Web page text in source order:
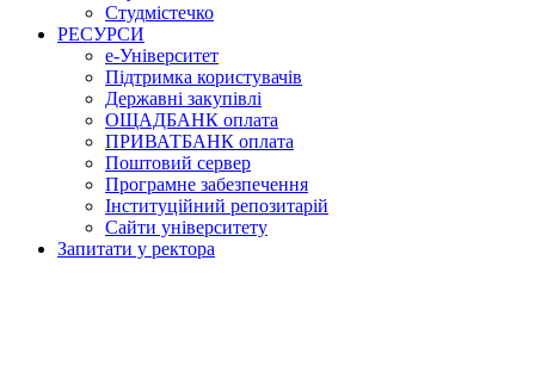
Студмістечко
РЕСУРСИ
е-Університет
Підтримка користувачів
Державні закупівлі
ОЩАДБАНК оплата
ПРИВАТБАНК оплата
Поштовий сервер
Програмне забезпечення
Інституційний репозитарій
Сайти університету
Запитати у ректора